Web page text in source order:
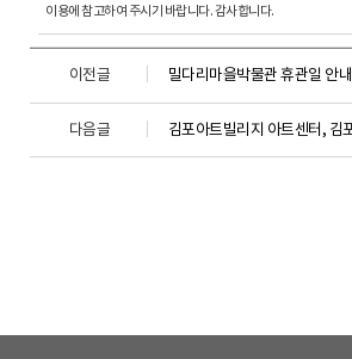
이용에 참고하여 주시기 바랍니다. 감사합니다.
이전글 밀다리마을박물관 휴관일 안내
다음글